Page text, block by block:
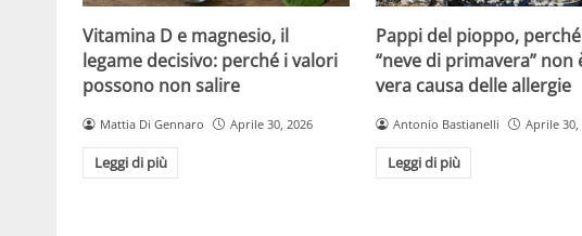
Vitamina D e magnesio, il
legame decisivo: perché i valori
possono non salire
Mattia Di Gennaro Aprile 30, 2026
Leggi di più
Pappi del pioppo,
“neve di primavera” non
vera causa delle allergie
Antonio Bastianelli Aprile 30,
Leggi di più